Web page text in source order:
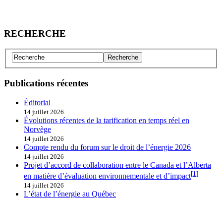
RECHERCHE
Publications récentes
Éditorial
14 juillet 2026
Évolutions récentes de la tarification en temps réel en
Norvège
14 juillet 2026
Compte rendu du forum sur le droit de l’énergie 2026
14 juillet 2026
Projet d’accord de collaboration entre le Canada et l’Alberta
en matière d’évaluation environnementale et d’impact[1]
14 juillet 2026
L’état de l’énergie au Québec